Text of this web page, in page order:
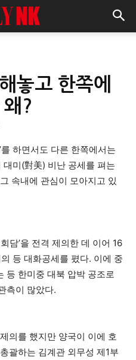
놓고 한쪽에
?
를 하면서도 다른 한쪽에서는
대미(對美) 비난 공세를 펴는
속내에 관심이 모아지고 있
담’을 전격 제의한 데 이어 16
등 대화공세를 폈다. 이에 중
등 한미중 대북 압박 공조로
측이 많았다.
의를 했지만 양국이 이에 호
괄하는 김계관 외무성 제1부